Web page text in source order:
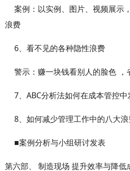
案例：以实例、图片、视频展示
浪费
6 、看不见的各种隐性浪费
警示：赚一块钱看别人的脸色
7 ABC分析法如何在成本管控中
8 、如何减少管理工作中的八大
■案例分析与小组研讨发表
第六部、 制造现场 提升效率与降低